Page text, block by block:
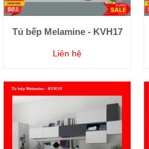
Tủ bếp Melamine - KVH17
Liên hệ